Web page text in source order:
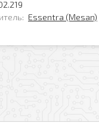
Essentra (Mesan)